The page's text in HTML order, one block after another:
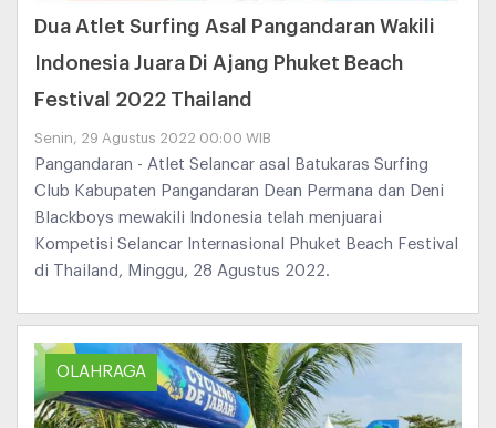
Dua Atlet Surfing Asal Pangandaran Wakili
Indonesia Juara Di Ajang Phuket Beach
Festival 2022 Thailand
Senin, 29 Agustus 2022 00:00 WIB
Pangandaran - Atlet Selancar asal Batukaras Surfing
Club Kabupaten Pangandaran Dean Permana dan Deni
Blackboys mewakili Indonesia telah menjuarai
Kompetisi Selancar Internasional Phuket Beach Festival
di Thailand, Minggu, 28 Agustus 2022.
OLAHRAGA